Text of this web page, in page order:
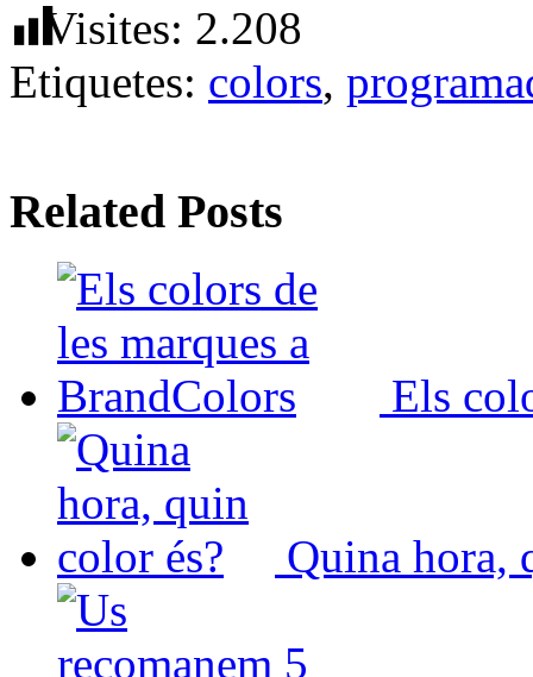
Visites: 2.208
Etiquetes: colors,
Related Posts
Els
Quina hora,